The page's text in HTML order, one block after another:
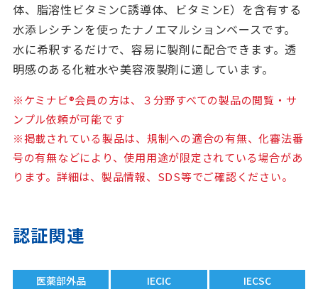
体、脂溶性ビタミンC誘導体、ビタミンE）を含有する
水添レシチンを使ったナノエマルションベースです。
水に希釈するだけで、容易に製剤に配合できます。透
明感のある化粧水や美容液製剤に適しています。
※ケミナビ®会員の方は、３分野すべての製品の閲覧・サ
ンプル依頼が可能です
※掲載されている製品は、規制への適合の有無、化審法番
号の有無などにより、使用用途が限定されている場合があ
ります。詳細は、製品情報、SDS等でご確認ください。
認証関連
医薬部外品 IECIC
IECSC